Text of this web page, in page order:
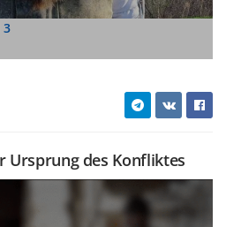
3
Ursprung des Konfliktes